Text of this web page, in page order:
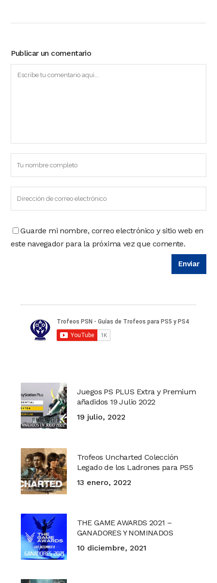
Publicar un comentario
Guarde mi nombre, correo electrónico y sitio web en
este navegador para la próxima vez que comente.
Juegos PS PLUS Extra y Premium
añadidos 19 Julio 2022
19 julio, 2022
Trofeos Uncharted Colección
Legado de los Ladrones para PS5
13 enero, 2022
THE GAME AWARDS 2021 –
GANADORES Y NOMINADOS
10 diciembre, 2021